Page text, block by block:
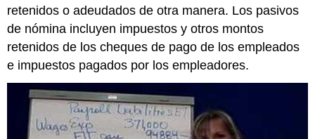
retenidos o adeudados de otra manera. Los pasivos
de nómina incluyen impuestos y otros montos
retenidos de los cheques de pago de los empleados
e impuestos pagados por los empleadores.